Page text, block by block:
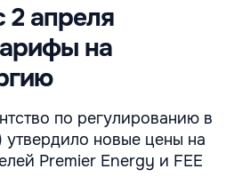
апреля
на
по регулированию в
утвердило новые цены на
Premier Energy и FEE